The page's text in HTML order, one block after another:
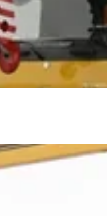
شيوعًا هي فتحة خزان الوقود.